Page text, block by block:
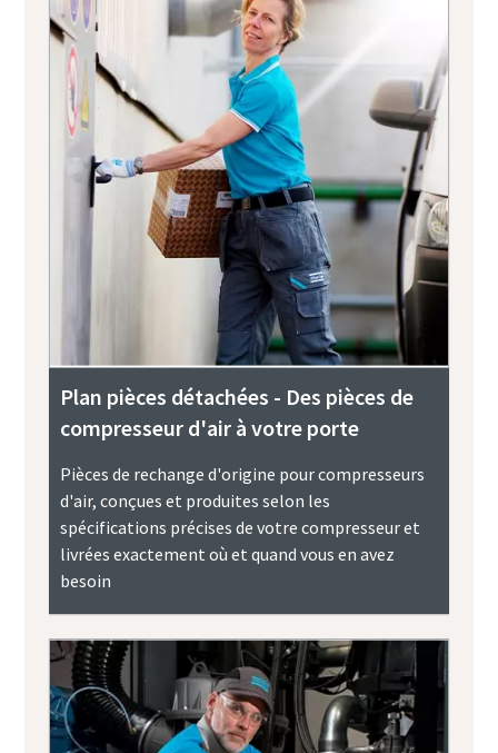
Plan pièces détachées - Des pièces de
compresseur d'air à votre porte
Pièces de rechange d'origine pour compresseurs
d'air, conçues et produites selon les
spécifications précises de votre compresseur et
livrées exactement où et quand vous en avez
besoin